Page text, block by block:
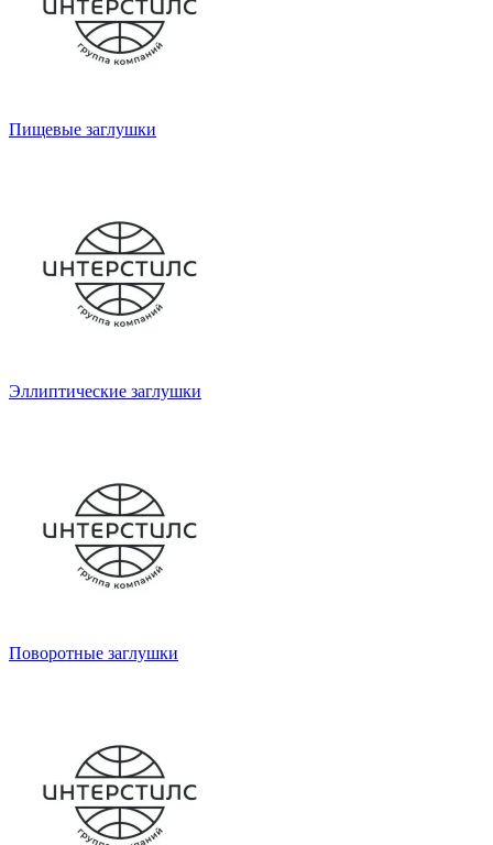
Пищевые заглушки
Эллиптические заглушки
Поворотные заглушки